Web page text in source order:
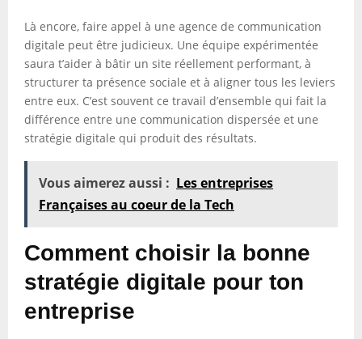
Là encore, faire appel à une agence de communication
digitale peut être judicieux. Une équipe expérimentée
saura t’aider à bâtir un site réellement performant, à
structurer ta présence sociale et à aligner tous les leviers
entre eux. C’est souvent ce travail d’ensemble qui fait la
différence entre une communication dispersée et une
stratégie digitale qui produit des résultats.
Vous aimerez aussi : Les entreprises
Françaises au coeur de la Tech
Comment choisir la bonne
stratégie digitale pour ton
entreprise